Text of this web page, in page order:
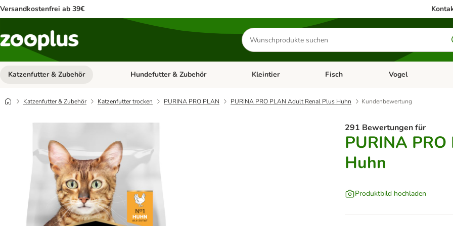
Versandkostenfrei ab 39€
Produkte
suchen
Katzenfutter & Zubehör Kategorie-Menü öffnen: Katzenfutter & Zubehör
Hundefutter & Zubehör Kategorie-Menü öffnen: Hundefutter & Zubehör
Kleintier Kategorie-Menü öffnen: Kleintier
Fisch Kategorie-Menü
Vogel
Katzenfutter & Zubehör Katzenfutter trocken PURINA PRO PLAN PURINA PRO PLAN Adult Renal Plus Huhn Kundenbewertung
291 Bewertungen für
PURINA
Huhn
Produktbild hochladen